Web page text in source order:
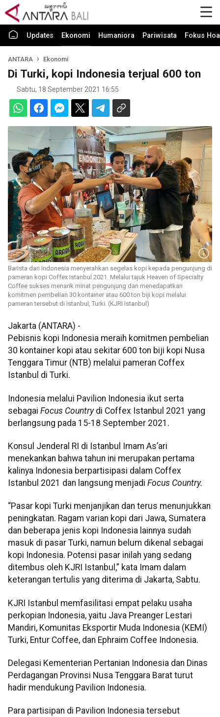
Updates Ekonomi Humaniora Pariwisata Fokus
ANTARA Ekonomi
Di Turki, kopi Indonesia terjual 600 ton
Sabtu, 18 September 2021 16:55
Barista dari Indonesia menyerahkan segelas kopi kepada pengunjung di
pameran kopi Coffex Istanbul 2021. Melalui tajuk Heaven of Specialty
Coffee sukses menarik minat pengunjung dan menedapatkan
komitmen pembelian 30 kontainer atau 600 ton biji kopi melalui
pameran tersebut di Istanbul, Turki. (KJRI Istanbul)
Jakarta (ANTARA) -
Pebisnis kopi Indonesia meraih komitmen pembelian
30 kontainer kopi atau sekitar 600 ton biji kopi Nusa
Tenggara Timur (NTB) melalui pameran Coffex
Istanbul di Turki.
Indonesia melalui Pavilion Indonesia ikut serta
sebagai Focus Countrydi Coffex Istanbul 2021 yang
berlangsung pada 15-18 September 2021.
Konsul Jenderal RI di Istanbul Imam As’ari
menekankan bahwa tahun ini merupakan pertama
kalinya Indonesia berpartisipasi dalam Coffex
Istanbul 2021 dan langsung menjadi Focus Country.
“Pasar kopi Turki menjanjikan dan terus menunjukkan
peningkatan. Ragam varian kopi dari Jawa, Sumatera
dan beberapa jenis kopi Indonesia lainnya sudah
masuk di pasar Turki, namun belum dikenal sebagai
kopi Indonesia. Potensi pasar inilah yang sedang
ditembus oleh KJRI Istanbul,” kata Imam dalam
keterangan tertulis yang diterima di Jakarta, Sabtu.
KJRI Istanbul memfasilitasi empat pelaku usaha
perkopian Indonesia, yaitu Java Preanger Lestari
Mandiri, Komunitas Eksportir Muda Indonesia (KEMI)
Turki, Entur Coffee, dan Ephraim Coffee Indonesia.
Delegasi Kementerian Pertanian Indonesia dan Dinas
Perdagangan Provinsi Nusa Tenggara Barat turut
hadir mendukung Pavilion Indonesia.
Para partisipan di Pavilion Indonesia tersebut